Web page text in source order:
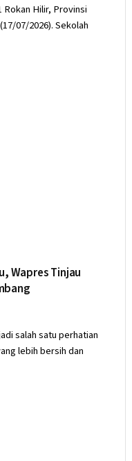
Rokan Hilir, Provinsi
07/2026). Sekolah
Wapres Tinjau
salah satu perhatian
lebih bersih dan